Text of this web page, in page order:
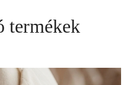
termékek